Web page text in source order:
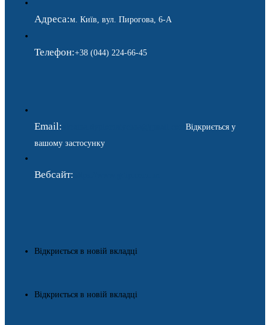
Адреса:м. Київ, вул. Пирогова, 6-А
Телефон:+38 (044) 224-66-45
Email:
Відкриється у
вашому застосунку
Вебсайт:
Відкриється в новій вкладці
Відкриється в новій вкладці